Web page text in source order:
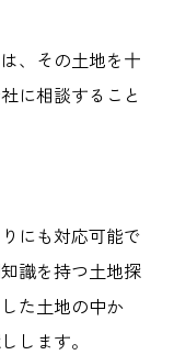
、その土地を十
に相談すること
にも対応可能で
識を持つ土地探
た土地の中か
します。